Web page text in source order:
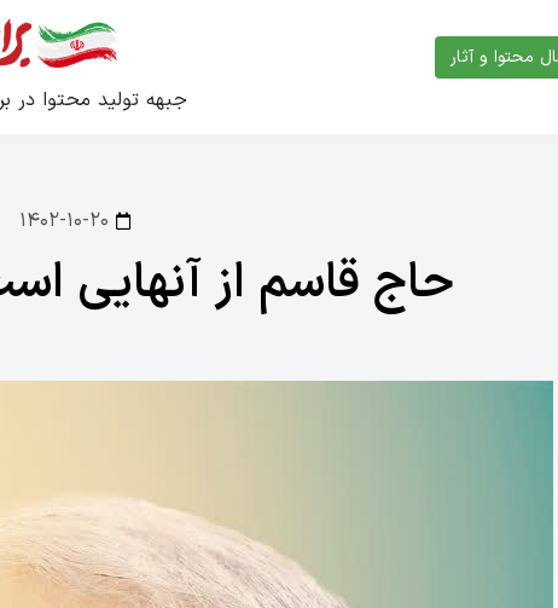
محتوا و آثار
جبهه تولید محتوا در
۱۴۰۲-۱۰-۲۰
حاج قاسم از آنهایی